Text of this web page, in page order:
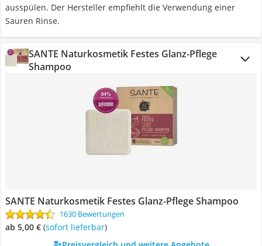
ausspülen. Der Hersteller empfiehlt die Verwendung einer
Sauren Rinse.
SANTE Naturkosmetik Festes Glanz-Pflege
Shampoo
SANTE Naturkosmetik Festes Glanz-Pflege Shampoo
1630 Bewertungen
ab 5,00 € ( Sofort lieferbar)